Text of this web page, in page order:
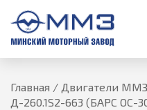
Главная / Двигатели ММЗ
Д-260.1S2-663 (БАРС ОС-